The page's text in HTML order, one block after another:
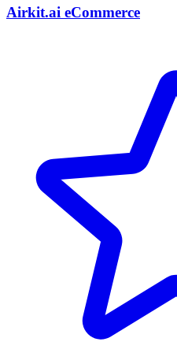
Airkit.ai eCommerce